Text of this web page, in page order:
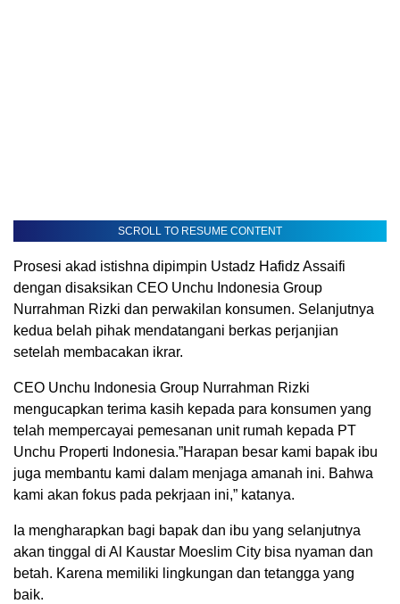
SCROLL TO RESUME CONTENT
Prosesi akad istishna dipimpin Ustadz Hafidz Assaifi
dengan disaksikan CEO Unchu Indonesia Group
Nurrahman Rizki dan perwakilan konsumen. Selanjutnya
kedua belah pihak mendatangani berkas perjanjian
setelah membacakan ikrar.
CEO Unchu Indonesia Group Nurrahman Rizki
mengucapkan terima kasih kepada para konsumen yang
telah mempercayai pemesanan unit rumah kepada PT
Unchu Properti Indonesia.”Harapan besar kami bapak ibu
juga membantu kami dalam menjaga amanah ini. Bahwa
kami akan fokus pada pekrjaan ini,” katanya.
Ia mengharapkan bagi bapak dan ibu yang selanjutnya
akan tinggal di Al Kaustar Moeslim City bisa nyaman dan
betah. Karena memiliki lingkungan dan tetangga yang
baik.